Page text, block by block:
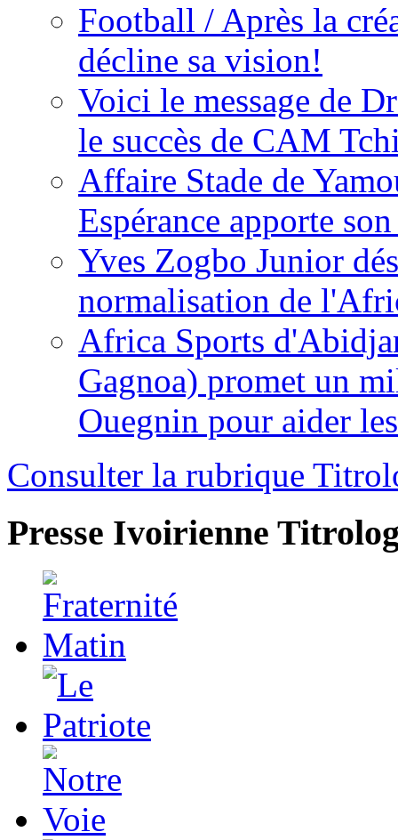
Football / Après la
décline sa vision!
Voici le message de
le succès de CAM
Affaire Stade de
Espérance apporte
Yves Zogbo Junior
normalisation de
Africa Sports
Gagnoa) promet un
Ouegnin pour aider
Consulter la rubrique
Presse Ivoirienne